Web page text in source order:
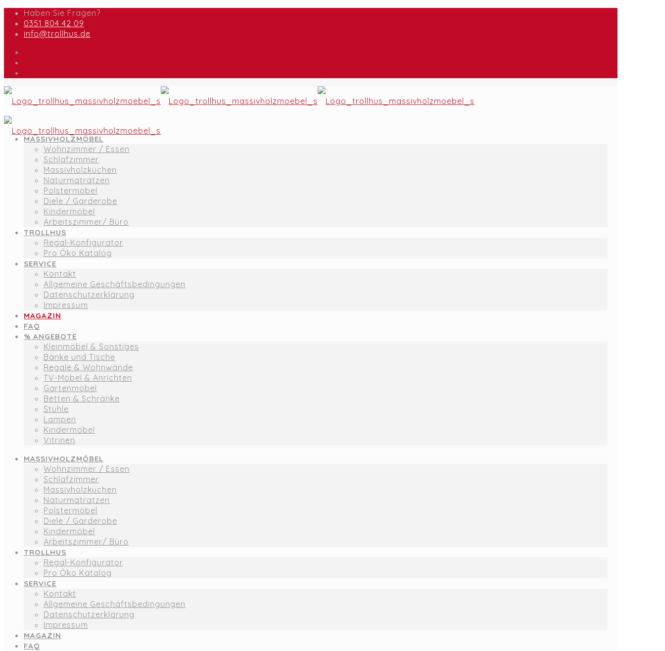
Haben Sie Fragen?
0351 804 42 09
info@trollhus.de
MASSIVHOLZMÖBEL
Wohnzimmer / Essen
Schlafzimmer
Massivholzküchen
Naturmatratzen
Polstermöbel
Diele / Garderobe
Kindermöbel
Arbeitszimmer/ Büro
TROLLHUS
Regal-Konfigurator
Pro Öko Katalog
SERVICE
Kontakt
Allgemeine Geschäftsbedingungen
Datenschutzerklärung
Impressum
MAGAZIN
FAQ
% ANGEBOTE
Kleinmöbel & Sonstiges
Bänke und Tische
Regale & Wohnwände
TV-Möbel & Anrichten
Gartenmöbel
Betten & Schränke
Stühle
Lampen
Kindermöbel
Vitrinen
MASSIVHOLZMÖBEL
Wohnzimmer / Essen
Schlafzimmer
Massivholzküchen
Naturmatratzen
Polstermöbel
Diele / Garderobe
Kindermöbel
Arbeitszimmer/ Büro
TROLLHUS
Regal-Konfigurator
Pro Öko Katalog
SERVICE
Kontakt
Allgemeine Geschäftsbedingungen
Datenschutzerklärung
Impressum
MAGAZIN
FAQ